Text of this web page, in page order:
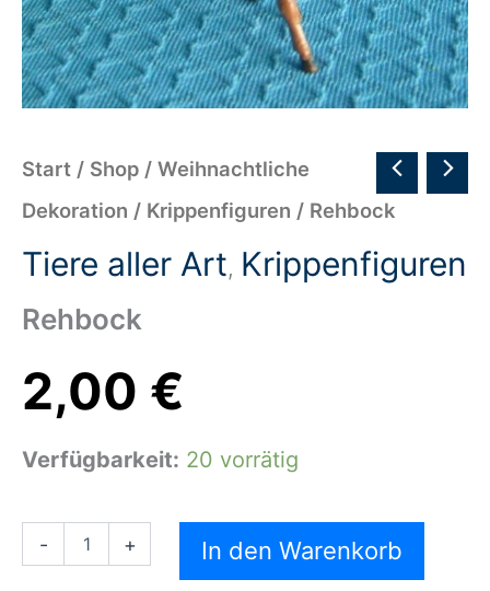
Start / Shop / Weihnachtliche
Dekoration / Krippenfiguren / Rehbock
Tiere aller Art, Krippenfiguren
Rehbock
2,00 €
Verfügbarkeit: 20 vorrätig
- + In den Warenkorb